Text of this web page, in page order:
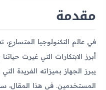
مقدمة
في عالم التكنولوجيا
أبرز الابتكارات التي غيرت
يبرز الجهاز بميزاته الفريدة
المستخدمين. في هذا المقال،